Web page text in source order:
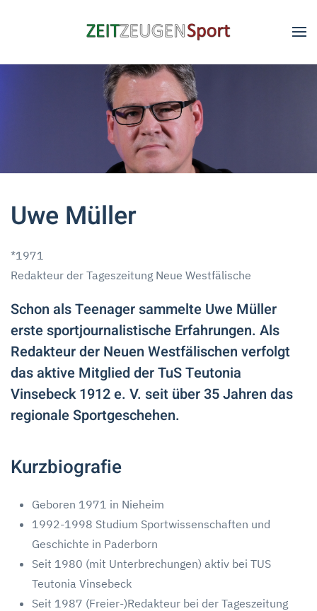
Skip to main content
Uwe Müller
*1971
Redakteur der Tageszeitung Neue Westfälische
Schon als Teenager sammelte Uwe Müller
erste sportjournalistische Erfahrungen. Als
Redakteur der Neuen Westfälischen verfolgt
das aktive Mitglied der TuS Teutonia
Vinsebeck 1912 e. V. seit über 35 Jahren das
regionale Sportgeschehen.
Kurzbiografie
Geboren 1971 in Nieheim
1992-1998 Studium Sportwissenschaften und
Geschichte in Paderborn
Seit 1980 (mit Unterbrechungen) aktiv bei TUS
Teutonia Vinsebeck
Seit 1987 (Freier-)Redakteur bei der Tageszeitung